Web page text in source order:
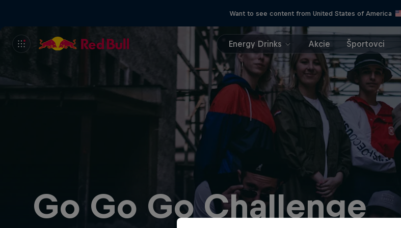
Want to see content from United States of America
Energy Drinks Akcie Športovci
Go Go Go Challenge